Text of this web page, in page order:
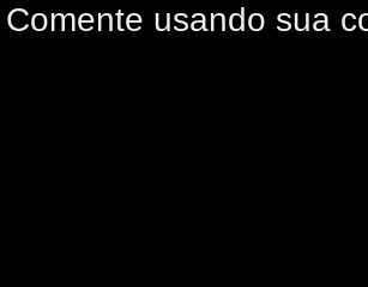
Comente usando sua